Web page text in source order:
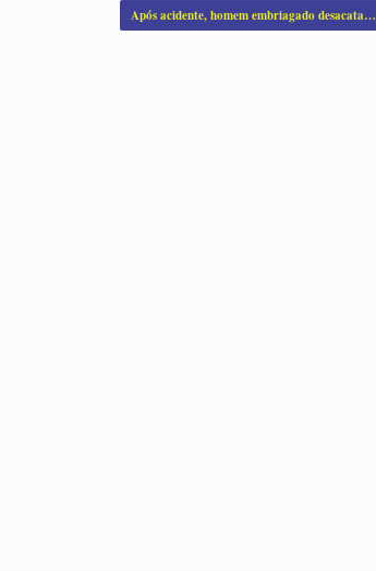
Após acidente, homem embriagado desacata…